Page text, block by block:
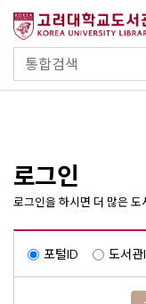
건
통합검색
사이트내 검색
로그인
로그인을 하시면 더 많은 도
포털ID 도서